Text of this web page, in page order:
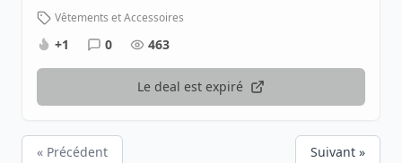
Vêtements et Accessoires
+1 0 463
Le deal est expiré
« Précédent Suivant »